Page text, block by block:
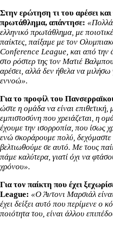
Στην ερώτηση τι του αρέσει και
πρωτάθλημα, απάντησε:
ελληνικό πρωτάθλημα, με
παίκτες, παίξαμε με τον
Conference League, και από την
στο ρόστερ της τον Ματιέ
αρέσει, αλλά δεν ήθελα να μιλήσω
εννοώ».
Για το προφίλ του
ώστε η ομάδα να είναι επιθετική,
εμπιστοσύνη που χρειάζεται, η
έχουμε την ισορροπία, που ίσως
ενώ σκοράρουμε πολύ, δεχόμαστε
βελτιωθούμε σε αυτό. Με τους
πάμε καλύτερα, γιατί όχι να
χρόνου».
Για τον παίκτη που έχει
League: «Ο Άντονι Μαρσιάλ
έχει δείξει αυτό που περίμενε ο
ποιότητα του, είναι άλλου